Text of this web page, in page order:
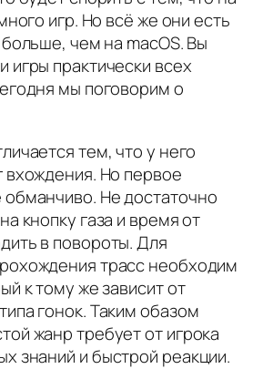
игр. Но всё же они есть
чем на macOS. Вы
игры практически всех
мы поговорим о
тем, что у него
вхождения. Но первое
обманчиво. Недостаточно
кнопку газа и время от
в повороты. Для
трасс необходим
к тому же зависит от
гонок. Таким обазом
жанр требует от игрока
знаний и быстрой реакции.